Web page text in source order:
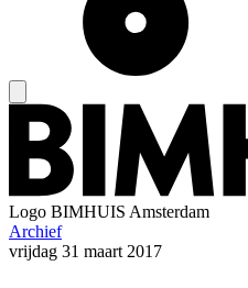
Logo BIMHUIS Amsterdam
Archief
vrijdag 31 maart 2017